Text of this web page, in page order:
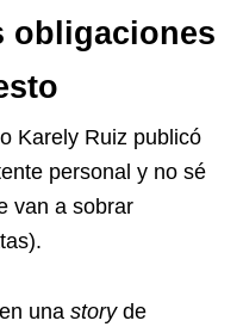
obligaciones
Karely Ruiz publicó
personal y no sé
van a sobrar
una storyde